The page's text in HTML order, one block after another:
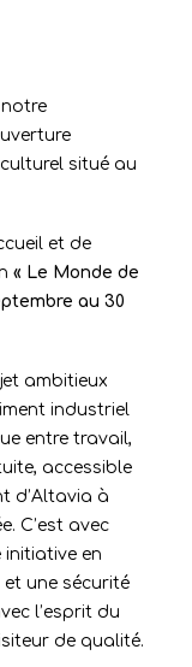
notre
situé au
et de
« Le Monde de
au 30
ambitieux
industriel
entre travail,
accessible
d’Altavia à
C’est avec
en
une sécurité
l’esprit du
de qualité.